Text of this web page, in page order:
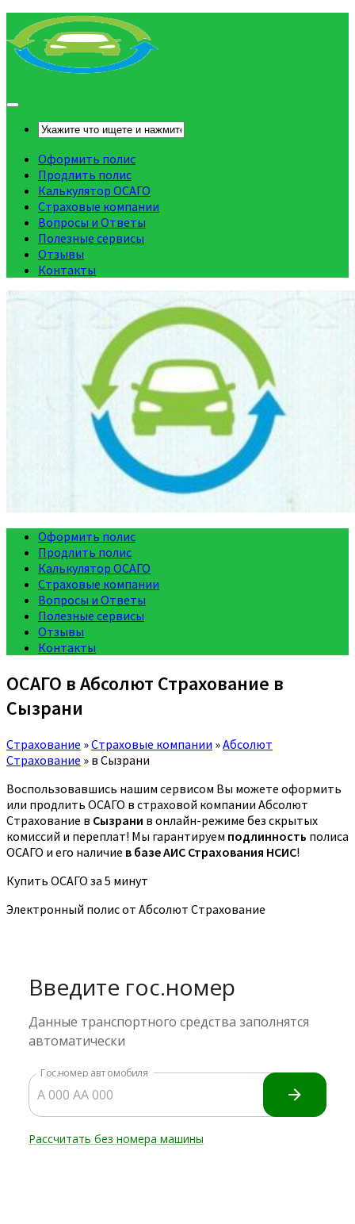
Оформить полис
Продлить полис
Калькулятор ОСАГО
Страховые компании
Вопросы и Ответы
Полезные сервисы
Отзывы
Контакты
Оформить полис
Продлить полис
Калькулятор ОСАГО
Страховые компании
Вопросы и Ответы
Полезные сервисы
Отзывы
Контакты
ОСАГО в Абсолют Страхование в
Сызрани
Страхование »Страховые компании »Абсолют
Страхование » в Сызрани
Воспользовавшись нашим сервисом Вы можете оформить
или продлить ОСАГО в страховой компании Абсолют
Страхование в Сызрани в онлайн-режиме без скрытых
комиссий и переплат! Мы гарантируем подлинность полиса
ОСАГО и его наличие в базе АИС Страхования НСИС!
Купить ОСАГО за 5 минут
Электронный полис от Абсолют Страхование